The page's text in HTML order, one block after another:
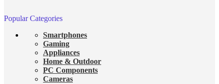
Popular Categories
Smartphones
Gaming
Appliances
Home & Outdoor
PC Components
Cameras